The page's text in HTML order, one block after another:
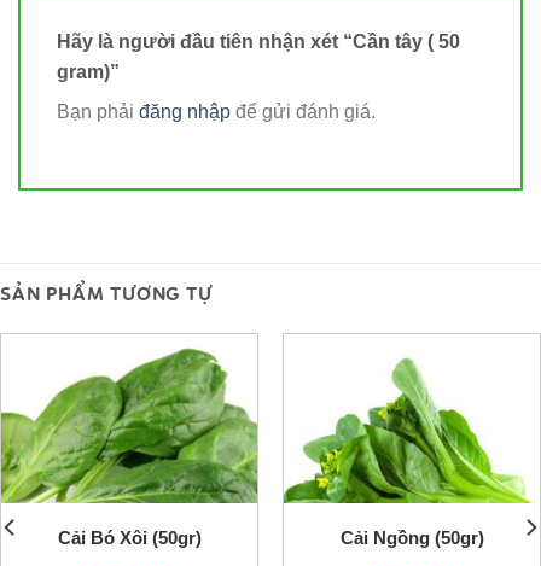
Hãy là người đầu tiên nhận xét “Cần tây ( 50
gram)”
Bạn phải đăng nhập để gửi đánh giá.
SẢN PHẨM TƯƠNG TỰ
Cải Bó Xôi (50gr) Cải Ngồng (50gr)